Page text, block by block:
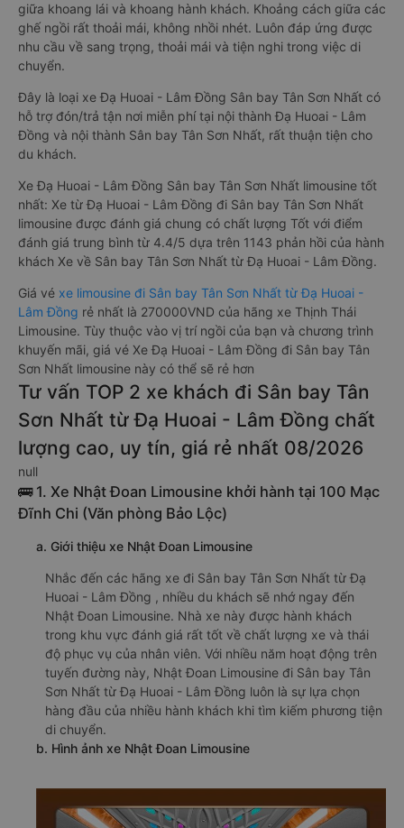
giữa khoang lái và khoang hành khách. Khoảng cách giữa các
ghế ngồi rất thoải mái, không nhồi nhét. Luôn đáp ứng được
nhu cầu về sang trọng, thoải mái và tiện nghi trong việc di
chuyển.
Đây là loại xe Đạ Huoai - Lâm Đồng Sân bay Tân Sơn Nhất có
hỗ trợ đón/trả tận nơi miễn phí tại nội thành Đạ Huoai - Lâm
Đồng và nội thành Sân bay Tân Sơn Nhất, rất thuận tiện cho
du khách.
Xe Đạ Huoai - Lâm Đồng Sân bay Tân Sơn Nhất limousine tốt
nhất: Xe từ Đạ Huoai - Lâm Đồng đi Sân bay Tân Sơn Nhất
limousine được đánh giá chung có chất lượng Tốt với điểm
đánh giá trung bình từ 4.4/5 dựa trên 1143 phản hồi của hành
khách Xe về Sân bay Tân Sơn Nhất từ Đạ Huoai - Lâm Đồng.
Giá vé xe limousine đi Sân bay Tân Sơn Nhất từ Đạ Huoai -
Lâm Đồng rẻ nhất là 270000VND của hãng xe Thịnh Thái
Limousine. Tùy thuộc vào vị trí ngồi của bạn và chương trình
khuyến mãi, giá vé Xe Đạ Huoai - Lâm Đồng đi Sân bay Tân
Sơn Nhất limousine này có thể sẽ rẻ hơn
Tư vấn TOP 2 xe khách đi Sân bay Tân
Sơn Nhất từ Đạ Huoai - Lâm Đồng chất
lượng cao, uy tín, giá rẻ nhất 08/2026
null
🚌 1. Xe Nhật Đoan Limousine khởi hành tại 100 Mạc
Đĩnh Chi (Văn phòng Bảo Lộc)
a. Giới thiệu xe Nhật Đoan Limousine
Nhắc đến các hãng xe đi Sân bay Tân Sơn Nhất từ Đạ
Huoai - Lâm Đồng , nhiều du khách sẽ nhớ ngay đến
Nhật Đoan Limousine. Nhà xe này được hành khách
trong khu vực đánh giá rất tốt về chất lượng xe và thái
độ phục vụ của nhân viên. Với nhiều năm hoạt động trên
tuyến đường này, Nhật Đoan Limousine đi Sân bay Tân
Sơn Nhất từ Đạ Huoai - Lâm Đồng luôn là sự lựa chọn
hàng đầu của nhiều hành khách khi tìm kiếm phương tiện
di chuyển.
b. Hình ảnh xe Nhật Đoan Limousine